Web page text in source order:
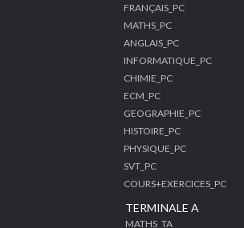
FRANÇAIS_PC
MATHS_PC
ANGLAIS_PC
INFORMATIQUE_PC
CHIMIE_PC
ECM_PC
GEOGRAPHIE_PC
HISTOIRE_PC
PHYSIQUE_PC
SVT_PC
COURS+EXERCICES_PC
TERMINALE A
MATHS_TA